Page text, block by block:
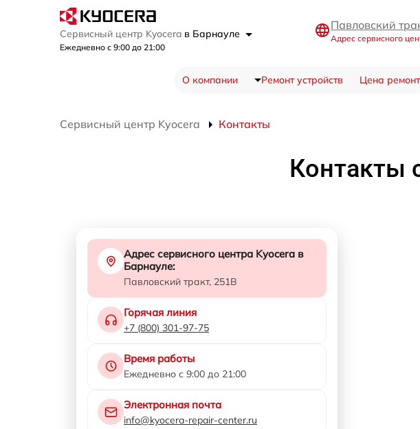
Сервисный центр Kyocera в Барнауле
Ежедневно с 9:00 до 21:00
Павловский
Адрес сервисного
О компании Ремонт устройств Цена
Сервисный центр Kyocera Контакты
Контакты
Адрес сервисного центра Kyocera в
Барнауле:
Павловский тракт, 251В
Горячая линия
+7 (800) 301-97-75
Время работы
Ежедневно с 9:00 до 21:00
Электронная почта
info@kyocera-repair-center.ru